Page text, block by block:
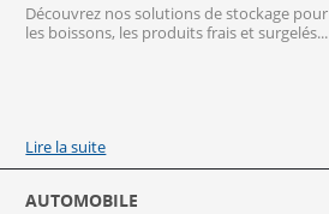
Découvrez nos solutions de stockage pour
les boissons, les produits frais et surgelés...
Lire la suite
AUTOMOBILE